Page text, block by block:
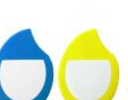
RESALTADOR DOS PUNTAS